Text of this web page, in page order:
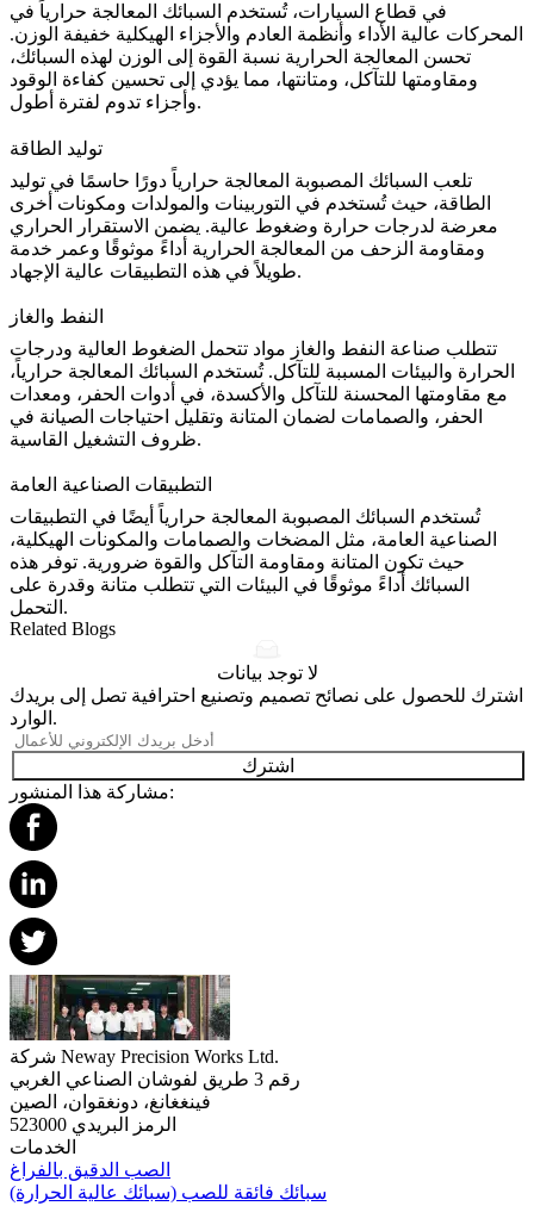
في قطاع السيارات، تُستخدم السبائك المعالجة حرارياً في
المحركات عالية الأداء وأنظمة العادم والأجزاء الهيكلية خفيفة الوزن.
تحسن المعالجة الحرارية نسبة القوة إلى الوزن لهذه السبائك،
ومقاومتها للتآكل، ومتانتها، مما يؤدي إلى تحسين كفاءة الوقود
وأجزاء تدوم لفترة أطول.
توليد الطاقة
تلعب السبائك المصبوبة المعالجة حرارياً دورًا حاسمًا في توليد
الطاقة، حيث تُستخدم في التوربينات والمولدات ومكونات أخرى
معرضة لدرجات حرارة وضغوط عالية. يضمن الاستقرار الحراري
ومقاومة الزحف من المعالجة الحرارية أداءً موثوقًا وعمر خدمة
طويلاً في هذه التطبيقات عالية الإجهاد.
النفط والغاز
تتطلب صناعة النفط والغاز مواد تتحمل الضغوط العالية ودرجات
الحرارة والبيئات المسببة للتآكل. تُستخدم السبائك المعالجة حرارياً،
مع مقاومتها المحسنة للتآكل والأكسدة، في أدوات الحفر ، ومعدات
الحفر، والصمامات لضمان المتانة وتقليل احتياجات الصيانة في
ظروف التشغيل القاسية.
التطبيقات الصناعية العامة
تُستخدم السبائك المصبوبة المعالجة حرارياً أيضًا في التطبيقات
الصناعية العامة، مثل المضخات والصمامات والمكونات الهيكلية،
حيث تكون المتانة ومقاومة التآكل والقوة ضرورية. توفر هذه
السبائك أداءً موثوقًا في البيئات التي تتطلب متانة وقدرة على
التحمل.
Related Blogs
لا توجد بيانات
اشترك للحصول على نصائح تصميم وتصنيع احترافية تصل إلى بريدك
الوارد.
اشترك
مشاركة هذا المنشور:
شركة Neway Precision Works Ltd.
رقم 3 طريق لفوشان الصناعي الغربي
فينغغانغ، دونغقوان، الصين
الرمز البريدي 523000
الخدمات
الصب الدقيق بالفراغ
سبائك فائقة للصب (سبائك عالية الحرارة)